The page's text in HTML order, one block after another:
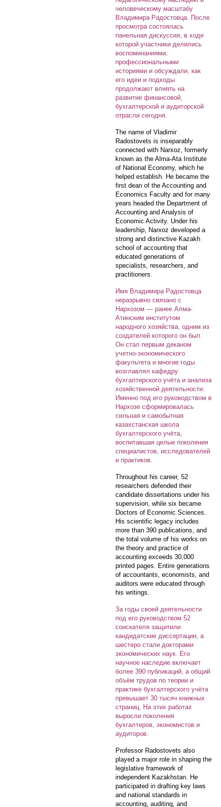
человеческому масштабу
Владимира Радостовца. После
просмотра состоялась
панельная дискуссия, в ходе
которой участники делились
воспоминаниями,
профессиональными
историями и обсуждали, как
его идеи и подходы
продолжают влиять на
развитие финансовой,
бухгалтерской и аудиторской
отрасли сегодня.
The name of Vladimir
Radostovets is inseparably
connected with Narxoz, formerly
known as the Alma-Ata Institute
of National Economy, which he
helped establish. He became the
first dean of the Accounting and
Economics Faculty and for many
years headed the Department of
Accounting and Analysis of
Economic Activity. Under his
leadership, Narxoz developed a
strong and distinctive Kazakh
school of accounting that
educated generations of
specialists, researchers, and
practitioners.
Имя Владимира Радостовца
неразрывно связано с
Нархозом — ранее Алма-
Атинским институтом
народного хозяйства, одним из
создателей которого он был.
Он стал первым деканом
учетно-экономического
факультета и многие годы
возглавлял кафедру
бухгалтерского учёта и анализа
хозяйственной деятельности.
Именно под его руководством в
Нархозе сформировалась
сильная и самобытная
казахстанская школа
бухгалтерского учёта,
воспитавшая целые поколения
специалистов, исследователей
и практиков.
Throughout his career, 52
researchers defended their
candidate dissertations under his
supervision, while six became
Doctors of Economic Sciences.
His scientific legacy includes
more than 390 publications, and
the total volume of his works on
the theory and practice of
accounting exceeds 30,000
printed pages. Entire generations
of accountants, economists, and
auditors were educated through
his writings.
За годы своей деятельности
под его руководством 52
соискателя защитили
кандидатские диссертации, а
шестеро стали докторами
экономических наук. Его
научное наследие включает
более 390 публикаций, а общий
объём трудов по теории и
практике бухгалтерского учёта
превышает 30 тысяч книжных
страниц. На этих работах
выросли поколения
бухгалтеров, экономистов и
аудиторов.
Professor Radostovets also
played a major role in shaping the
legislative framework of
independent Kazakhstan. He
participated in drafting key laws
and national standards in
accounting, auditing, and